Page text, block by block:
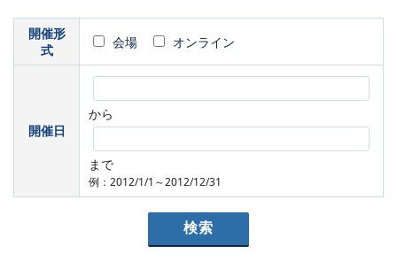
開催形
式
会場 オンライン
開催日
から
まで
例：2012/1/1～2012/12/31